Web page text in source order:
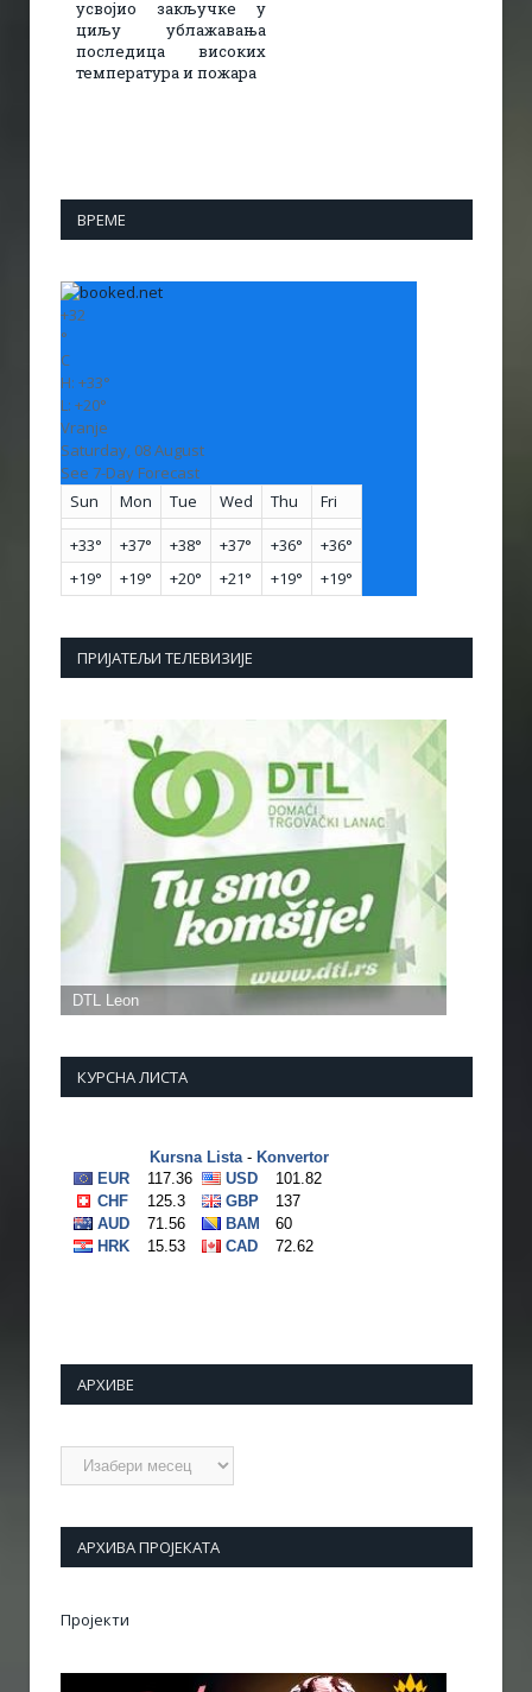
усвојио закључке у
циљу ублажавања
последица високих
температура и пожара​
ВРЕМЕ
+32
°
C
H: +33°
L: +20°
Vranje
Saturday, 08 August
See 7-Day Forecast
Sun
Mon Tue Wed Thu Fri
+33° +37° +38° +37° +36° +36°
+19° +19° +20° +21° +19° +19°
ПРИЈАТЕЉИ ТЕЛЕВИЗИЈЕ
КУРСНА ЛИСТА
АРХИВЕ
Архиве
АРХИВА ПРОЈЕКАТА
Пројекти